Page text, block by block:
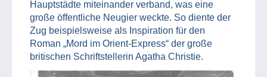
Hauptstädte miteinander verband, was eine
große öffentliche Neugier weckte. So diente der
Zug beispielsweise als Inspiration für den
Roman „Mord im Orient-Express“ der große
britischen Schriftstellerin Agatha Christie.